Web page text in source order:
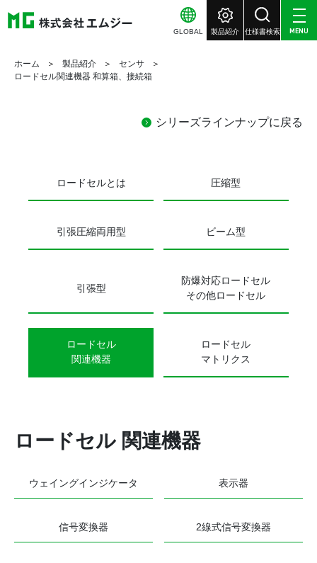
GLOBAL 製品紹介 仕様書検索 MENU
ホーム 製品紹介
センサ
ロードセル関連機器 和算箱、接続箱
シリーズラインナップに戻る
ロードセルとは 圧縮型
引張圧縮両用型 ビーム型
引張型
防爆対応ロードセル
その他ロードセル
ロードセル
関連機器
ロードセル
マトリクス
ロードセル 関連機器
ウェイングインジケータ 表示器
信号変換器 2線式信号変換器